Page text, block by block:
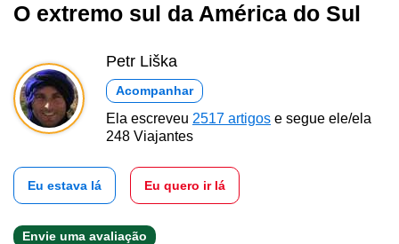
O extremo sul da América do Sul
Petr Liška
Acompanhar
Ela escreveu 2517 artigos e segue ele/ela
248 Viajantes
Eu estava lá Eu quero ir lá
Envie uma avaliação